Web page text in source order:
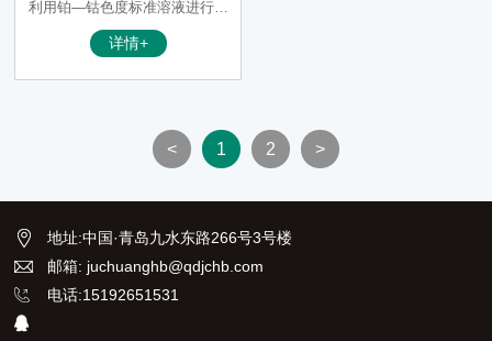
利用铂—钴色度标准溶液进行标
定，以“度”作为色度计量单位，
具有体积小、重量轻、操作简
环保部门、工业用水、制酒行业
等部门的色度测定，从而达到规
详情+
< 1 2 >
地址:中国·青岛九水东路266号3号楼
邮箱: juchuanghb@qdjchb.com
电话:15192651531